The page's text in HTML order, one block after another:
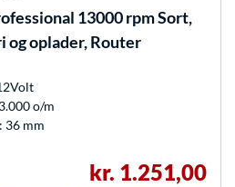
13000 rpm Sort,
og oplader, Router
o/m
36 mm
kr. 1.251,00